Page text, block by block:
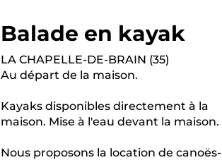
Balade en kayak
LA CHAPELLE-DE-BRAIN (35)
Au départ de la maison.
Kayaks disponibles directement à la
maison. Mise à l'eau devant la maison.
Nous proposons la location de canoës-